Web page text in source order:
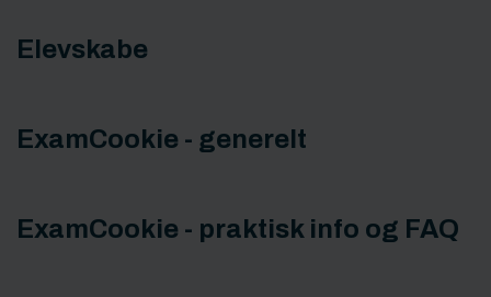
Elevskabe
ExamCookie - generelt
ExamCookie - praktisk info og FAQ